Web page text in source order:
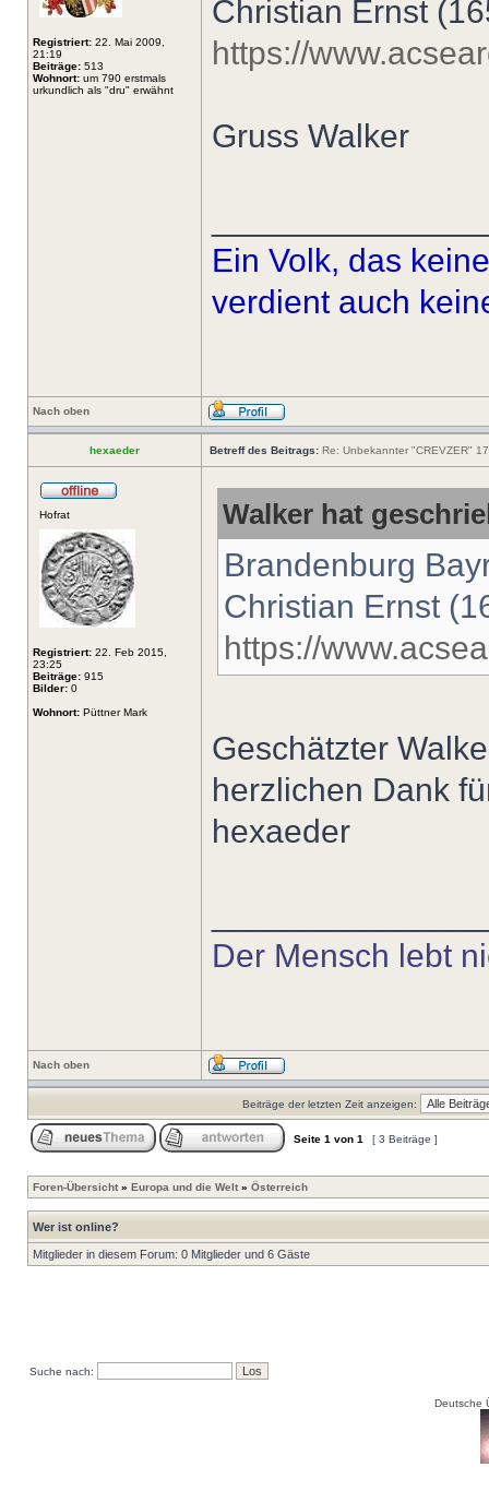
Registriert: 22. Mai 2009,
21:19
Beiträge: 513
Wohnort: um 790 erstmals
urkundlich als "dru" erwähnt
Christian Ernst
https://
Gruss Walker
Ein Volk, das
verdient auch
Nach oben
hexaeder Betreff des Beitrags: Re: Unbekannter "CREVZER"
Hofrat
Registriert: 22. Feb 2015,
23:25
Beiträge: 915
Bilder: 0
Wohnort: Püttner Mark
Walker hat
Brandenburg
Christian Ernst
https://
Geschätzter
herzlichen Dank
hexaeder
Der Mensch lebt
Nach oben
Beiträge der letzten Zeit anzeigen:
Seite 1 von 1 [ 3 Beiträge ]
Foren-Übersicht » Europa und die Welt » Österreich
Wer ist online?
Mitglieder in diesem Forum: 0 Mitglieder und 6 Gäste
Suche nach:
Deutsche